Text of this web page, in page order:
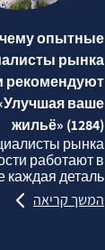
опытные
рынка
рекомендуют
ваше
жильё» (1284)
рынка
работают в
каждая деталь...
המשך קריאה